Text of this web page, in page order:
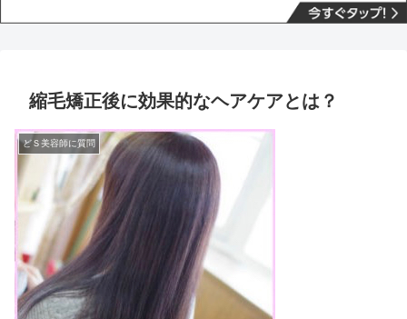
縮毛矯正後に効果的なヘアケアとは？
どＳ美容師に質問